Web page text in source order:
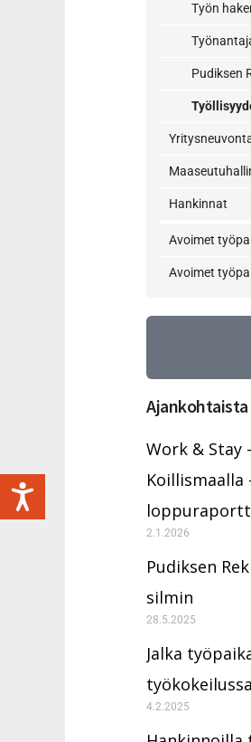
Työn
Pudiksen
Hankinnat
Avoimet
Avoimet
Ajankohtaista
Work & Stay
Koillismaalla
2.1.2026
Pudiksen
silmin
28.5.2025
Jalka
työkokeilussa
4.2.2025